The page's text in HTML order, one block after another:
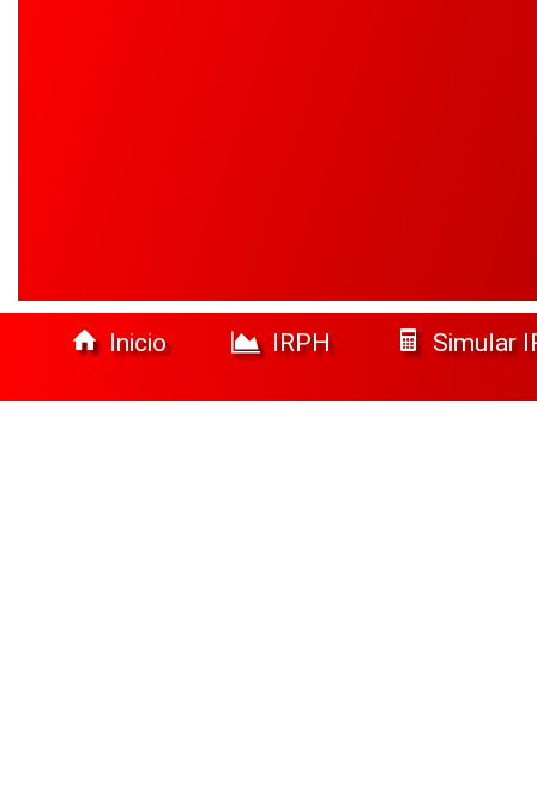
Inicio IRPH Simular